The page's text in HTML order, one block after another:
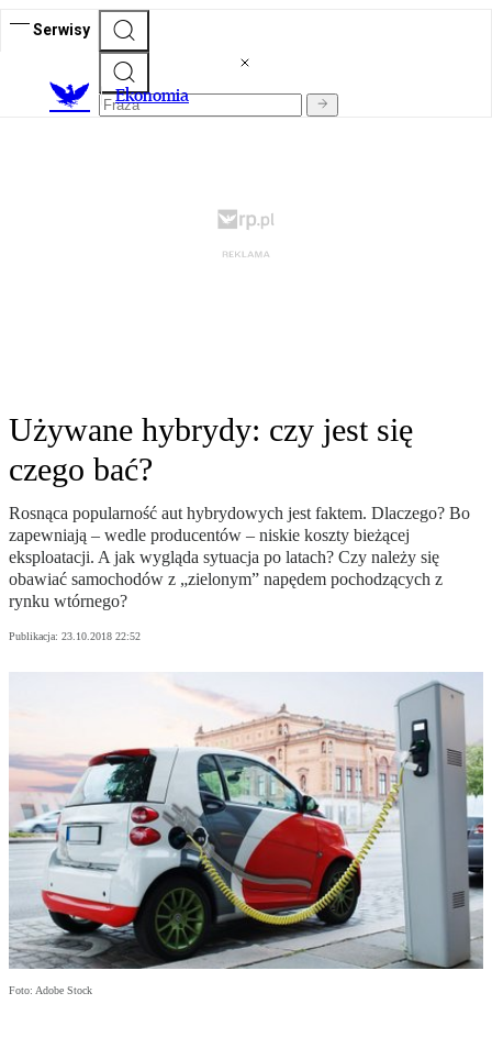
Serwisy
Ekonomia
Używane hybrydy: czy jest się
czego bać?
Rosnąca popularność aut hybrydowych jest faktem. Dlaczego? Bo
zapewniają – wedle producentów – niskie koszty bieżącej
eksploatacji. A jak wygląda sytuacja po latach? Czy należy się
obawiać samochodów z „zielonym” napędem pochodzących z
rynku wtórnego?
Publikacja: 23.10.2018 22:52
Foto: Adobe Stock